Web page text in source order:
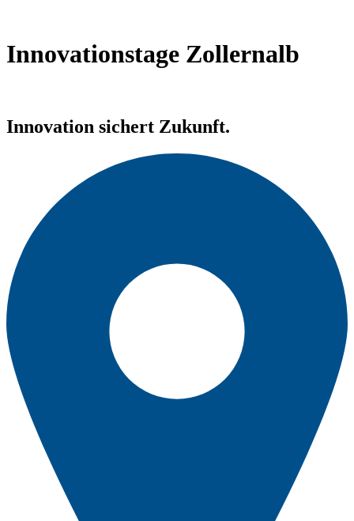
Innovationstage Zollernalb
Innovation sichert Zukunft.